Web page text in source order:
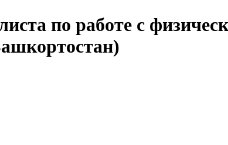
по работе с